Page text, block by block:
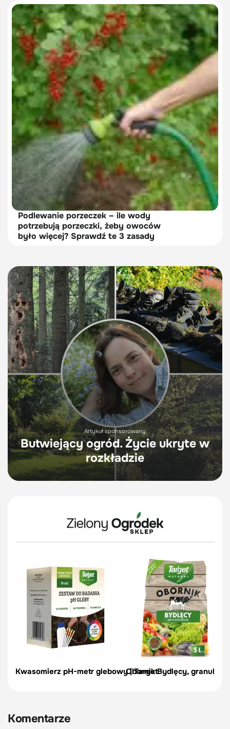
Podlewanie porzeczek – ile wody
potrzebują porzeczki, żeby owoców
było więcej? Sprawdź te 3 zasady
Artykuł sponsorowany
Butwiejący ogród. Życie ukryte w
rozkładzie
Kwasomierz pH-metr glebowy | TargetObornik Bydlęcy,
Komentarze